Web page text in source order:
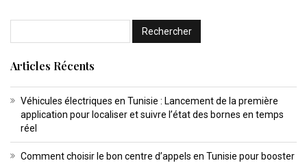
Articles Récents
Véhicules électriques en Tunisie : Lancement de la première
application pour localiser et suivre l’état des bornes en temps
réel
Comment choisir le bon centre d’appels en Tunisie pour booster